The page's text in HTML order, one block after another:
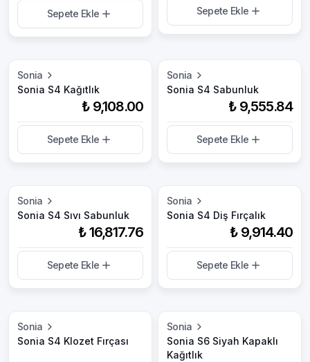
Sepete Ekle Sepete Ekle
Sonia
Sonia S4 Kağıtlık
₺ 9,108.00
Sepete Ekle
Sonia
Sonia S4 Sabunluk
₺ 9,555.84
Sepete Ekle
Sonia
Sonia S4 Sıvı Sabunluk
₺ 16,817.76
Sepete Ekle
Sonia
Sonia S4 Diş Fırçalık
₺ 9,914.40
Sepete Ekle
Sonia
Sonia S4 Klozet Fırçası
Sonia
Sonia S6 Siyah Kapaklı
Kağıtlık